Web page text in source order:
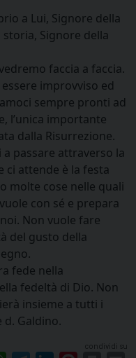
a Lui, Signore della
Signore della
faccia a faccia.
improvviso ed
sempre pronti ad
l’unica importante
dalla Risurrezione.
passare attraverso la
ci attende è la festa
molte cose nelle quali
con sé e prepara
Non vuole fare
del gusto della
fede nella
fedeltà di Dio. Non
insieme a tutti i
d. Galdino.
condividi su